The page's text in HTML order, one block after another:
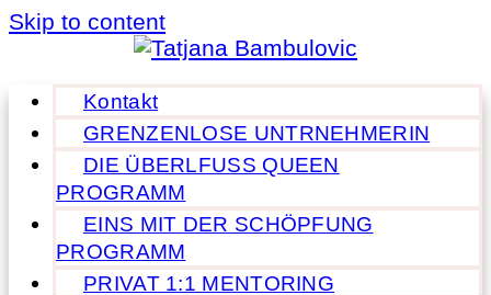
Skip to content
Kontakt
GRENZENLOSE UNTRNEHMERIN
DIE ÜBERLFUSS QUEEN
PROGRAMM
EINS MIT DER SCHÖPFUNG
PROGRAMM
PRIVAT 1:1 MENTORING